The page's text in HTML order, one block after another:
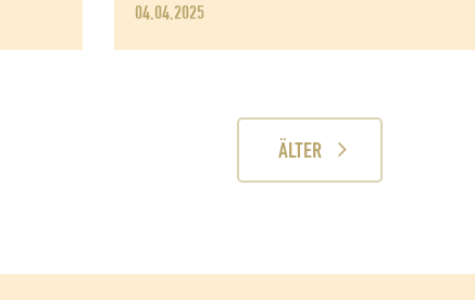
04.04.2025
ÄLTER